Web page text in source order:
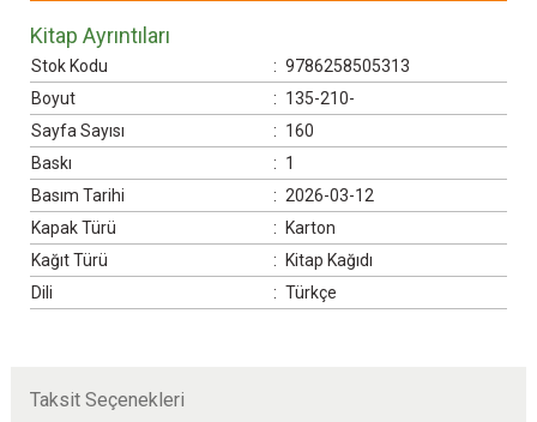
Kitap Ayrıntıları
Stok Kodu : 9786258505313
Boyut
: 135-210-
Sayfa Sayısı
: 160
Baskı
: 1
Basım Tarihi
: 2026-03-12
Kapak Türü
:
Karton
Kağıt Türü
:
Kitap Kağıdı
Dili
: Türkçe
Taksit Seçenekleri